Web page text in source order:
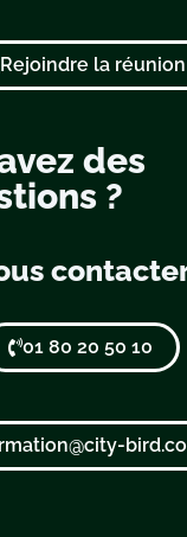
Rejoindre la réunion
des
?
01 80 20 50 10